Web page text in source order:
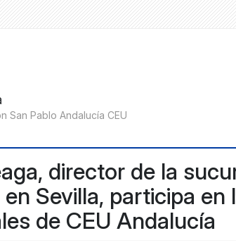
director de la
Sevilla, participa en
de CEU Andalucía